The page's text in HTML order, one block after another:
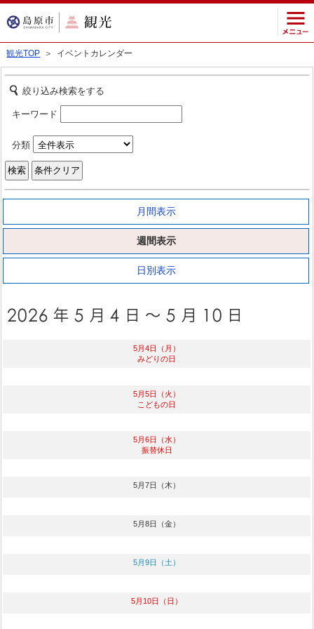
観光TOP ＞ イベントカレンダー
絞り込み検索をする
キーワード
分類
月間表示
週間表示
日別表示
5月4日（月）
みどりの日
5月5日（火）
こどもの日
5月6日（水）
振替休日
5月7日（木）
5月8日（金）
5月9日（土）
5月10日（日）